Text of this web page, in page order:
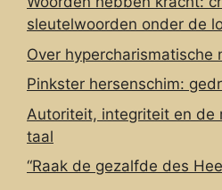
sleutelwoorden onder de
Over hypercharismatische
Pinkster hersenschim:
Autoriteit, integriteit en de
taal
“Raak de gezalfde des